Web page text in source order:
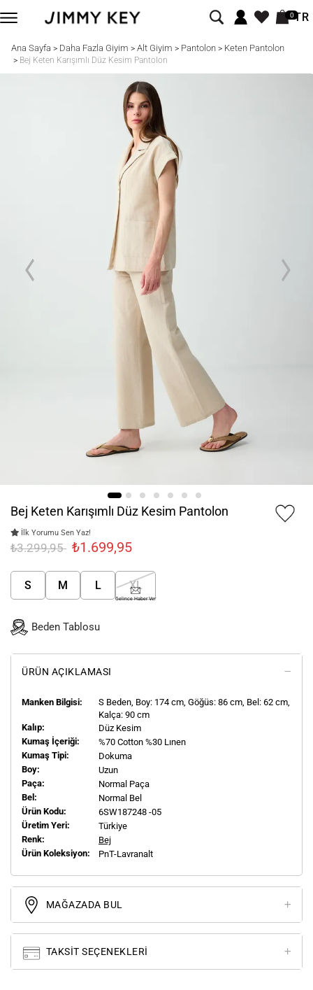
0TR
Ana Sayfa > Daha Fazla Giyim > Alt Giyim > Pantolon> Keten Pantolon
> Bej Keten Karışımlı Düz Kesim Pantolon
Bej Keten Karışımlı Düz Kesim Pantolon
İlk Yorumu Sen Yaz!
₺3.299,95 ₺1.699,95
S M L XL
Gelince Haber Ver
Beden Tablosu
ÜRÜN AÇIKLAMASI
Manken Bilgisi: S Beden, Boy: 174 cm, Göğüs: 86 cm, Bel: 62 cm,
Kalça: 90 cm
Kalıp:
Düz Kesim
Kumaş İçeriği:
%70 Cotton %30 Lınen
Kumaş Tipi:
Dokuma
Boy:
Uzun
Paça:
Normal Paça
Bel:
Normal Bel
Ürün Kodu:
6SW187248 -05
Üretim Yeri:
Türkiye
Renk:
Bej
Ürün Koleksiyon:
PnT-Lavranalt
MAĞAZADA BUL
TAKSIT SEÇENEKLERI